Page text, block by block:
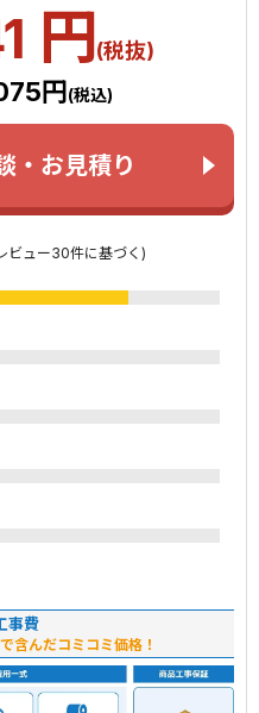
円(税抜)
円 (税込)
・お見積り
ビュー30件に基づく)
事費
含んだコミコミ価格！